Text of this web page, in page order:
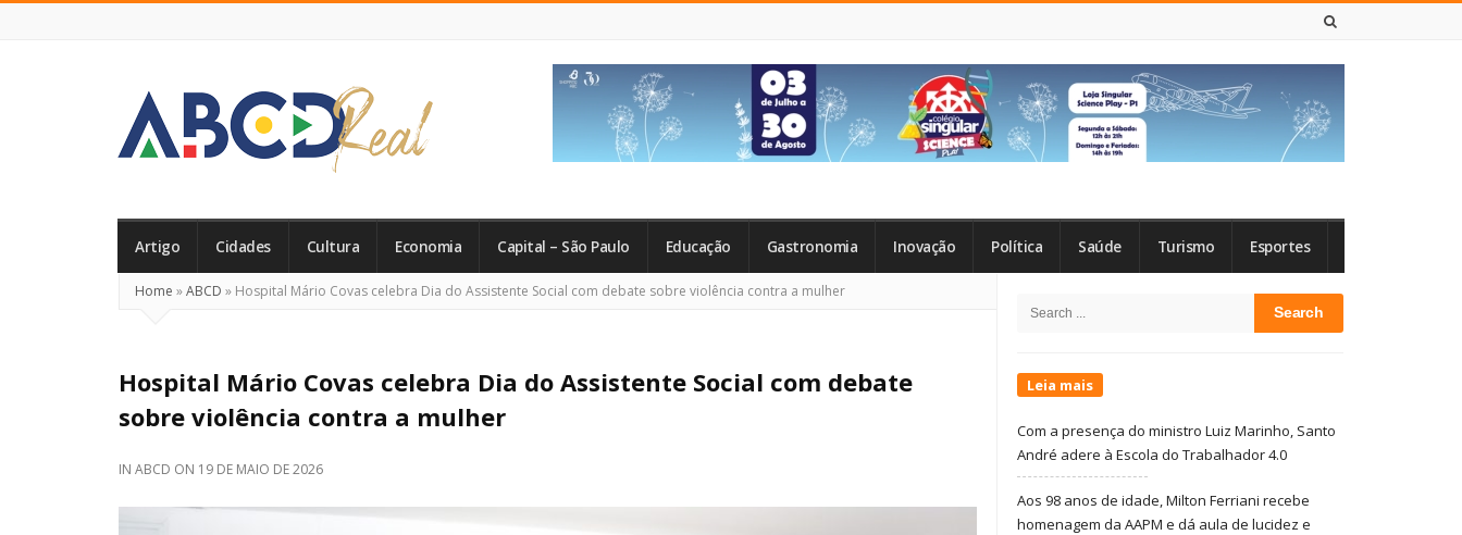
Real
Artigo Cidades Cultura Economia Capital – São Paulo Educação Gastronomia Inovação Política Saúde Turismo Esportes
Home »ABCD » Hospital Mário Covas celebra Dia do Assistente Social com debate sobre violência contra a mulher
Hospital Mário Covas celebra Dia do Assistente Social com debate
sobre violência contra a mulher
IN ABCD ON 19 DE MAIO DE 2026
Sidebar
Search
Leia mais
Com a presença do ministro Luiz Marinho, Santo
André adere à Escola do Trabalhador 4.0
Aos 98 anos de idade, Milton Ferriani recebe
homenagem da AAPM e dá aula de lucidez e